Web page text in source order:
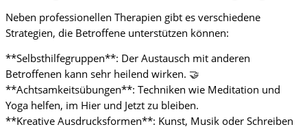
Neben professionellen Therapien gibt es verschiedene
Strategien, die Betroffene unterstützen können:
**Selbsthilfegruppen**: Der Austausch mit anderen
Betroffenen kann sehr heilend wirken. 🤝
**Achtsamkeitsübungen**: Techniken wie Meditation und
Yoga helfen, im Hier und Jetzt zu bleiben.
**Kreative Ausdrucksformen**: Kunst, Musik oder Schreiben